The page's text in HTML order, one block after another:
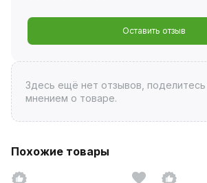
Оставить отзыв
Здесь ещё нет отзывов,
мнением о товаре.
Похожие товары